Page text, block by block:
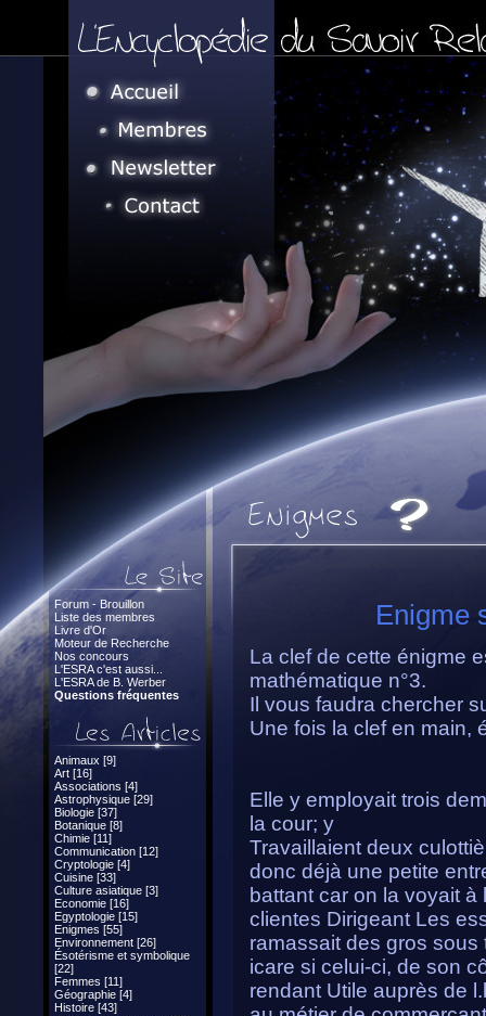
Forum - Brouillon
Liste des membres
Livre d'Or
Moteur de Recherche
Nos concours
L'ESRA c'est aussi...
L'ESRA de B. Werber
Questions fréquentes
Animaux [9]
Art [16]
Associations [4]
Astrophysique [29]
Biologie [37]
Botanique [8]
Chimie [11]
Communication [12]
Cryptologie [4]
Cuisine [33]
Culture asiatique [3]
Economie [16]
Egyptologie [15]
Enigmes [55]
Environnement [26]
Ésotérisme et symbolique
[22]
Femmes [11]
Géographie [4]
Histoire [43]
Enigme
La clef de cette énigme
mathématique n°3.
Il vous faudra chercher
Une fois la clef en main,
Elle y employait trois
la cour; y
Travaillaient deux
donc déjà une petite
battant car on la voyait
clientes Dirigeant Les
ramassait des gros sous
icare si celui-ci, de son
rendant Utile auprès de